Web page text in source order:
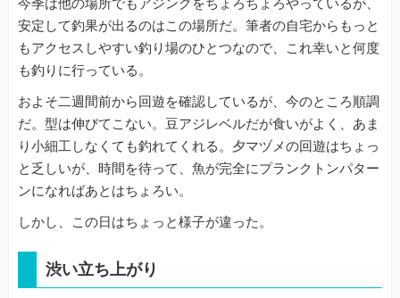
今季は他の場所でもアジングをちょろちょろやっているが、
安定して釣果が出るのはこの場所だ。筆者の自宅からもっと
もアクセスしやすい釣り場のひとつなので、これ幸いと何度
も釣りに行っている。
およそ二週間前から回遊を確認しているが、今のところ順調
だ。型は伸びてこない。豆アジレベルだが食いがよく、あま
り小細工しなくても釣れてくれる。夕マヅメの回遊はちょっ
と乏しいが、時間を待って、魚が完全にプランクトンパター
ンになればあとはちょろい。
しかし、この日はちょっと様子が違った。
渋い立ち上がり